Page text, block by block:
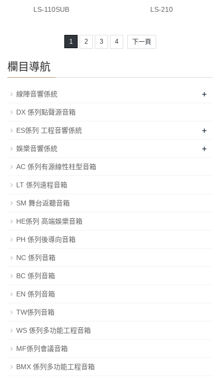
LS-110SUB LS-210
1 2 3 4 下一頁
欄目導航
線陣音響係統 +
DX 係列點聲源音箱
ES係列 工程音響係統 +
娛樂音響係統 +
AC 係列有源線性柱型音箱
LT 係列遠程音箱
SM 舞台返聽音箱
HE係列 高端娛樂音箱
PH 係列後導向音箱
NC 係列音箱
BC 係列音箱
EN 係列音箱
TW係列音箱
WS 係列多功能工程音箱
MF係列會議音箱
BMX 係列多功能工程音箱